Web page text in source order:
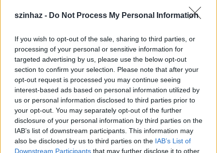
szinhaz - Do Not Process My Personal Information
If you wish to opt-out of the sale, sharing to third parties, or
processing of your personal or sensitive information for
targeted advertising by us, please use the below opt-out
section to confirm your selection. Please note that after your
opt-out request is processed you may continue seeing
interest-based ads based on personal information utilized by
us or personal information disclosed to third parties prior to
your opt-out. You may separately opt-out of the further
disclosure of your personal information by third parties on the
IAB’s list of downstream participants. This information may
also be disclosed by us to third parties on the IAB’s List of
Downstream Participants that may further disclose it to other
Bondvezetésével Az élc. darab első próbáin, ahol a
két társulat közösen kezdett hozzá a szöveg
Az egyik legkülönösebb élményBonddal dolgozva,
hogy saját szövegeire, az általa lejegyzett replikákra
úgy tekint, mintha nem a fantázia szüleményei
lennének, hanem valós, hús-vér emberek
beszélgetéseit kihallgatva, csupán lejegyezte volna
azokat.